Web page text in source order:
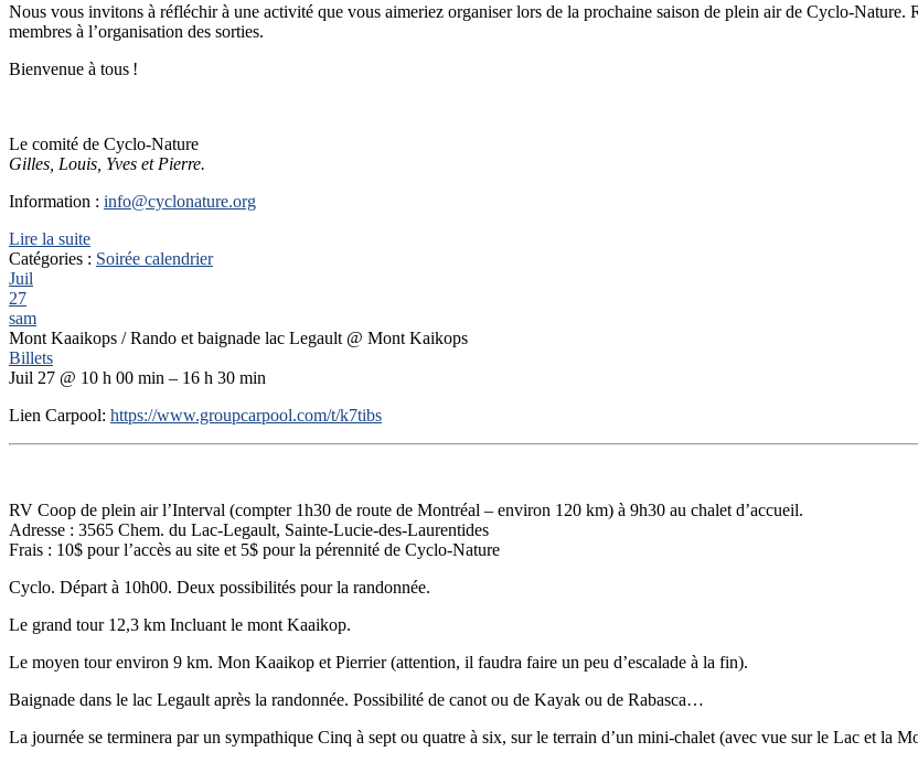
Nous vous invitons à réfléchir à une activité que vous aimeriez organiser lors de la prochaine saison de plein air de Cyclo-Nature.
membres à l’organisation des sorties.
Bienvenue à tous !
Le comité de Cyclo-Nature
Gilles, Louis, Yves et Pierre.
Information : info@cyclonature.org
Lire la suite
Catégories : Soirée calendrier
Juil
27
sam
Mont Kaaikops / Rando et baignade lac Legault @ Mont Kaikops
Billets
Juil 27 @ 10 h 00 min – 16 h 30 min
Lien Carpool: https://www.groupcarpool.com/t/k7tibs
RV Coop de plein air l’Interval (compter 1h30 de route de Montréal – environ 120 km) à 9h30 au chalet d’accueil.
Adresse : 3565 Chem. du Lac-Legault, Sainte-Lucie-des-Laurentides
Frais : 10$ pour l’accès au site et 5$ pour la pérennité de Cyclo-Nature
Cyclo. Départ à 10h00. Deux possibilités pour la randonnée.
Le grand tour 12,3 km Incluant le mont Kaaikop.
Le moyen tour environ 9 km. Mon Kaaikop et Pierrier (attention, il faudra faire un peu d’escalade à la fin).
Baignade dans le lac Legault après la randonnée. Possibilité de canot ou de Kayak ou de Rabasca…
La journée se terminera par un sympathique Cinq à sept ou quatre à six, sur le terrain d’un mini-chalet (avec vue sur le Lac et la